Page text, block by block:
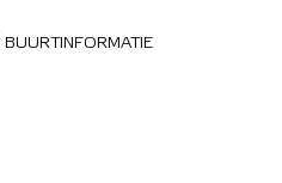
BUURTINFORMATIE